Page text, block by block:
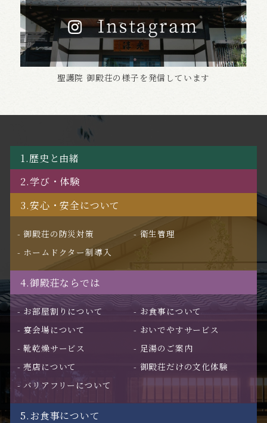
聖護院 御殿荘の様子を発信しています
1.歴史と由緒
2.学び・体験
3.安心・安全について
御殿荘の防災対策
衛生管理
ホームドクター制導入
4.御殿荘ならでは
お部屋割りについて
お食事について
宴会場について
おいでやすサービス
靴乾燥サービス
足湯のご案内
売店について
御殿荘だけの文化体験
バリアフリーについて
5.お食事について